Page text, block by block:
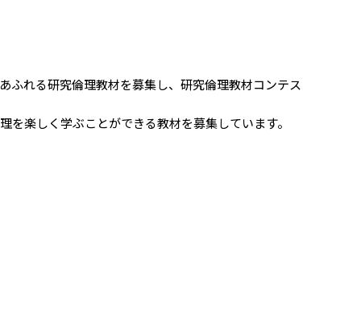
れる研究倫理教材を募集し、研究倫理教材コンテス
楽しく学ぶことができる教材を募集しています。